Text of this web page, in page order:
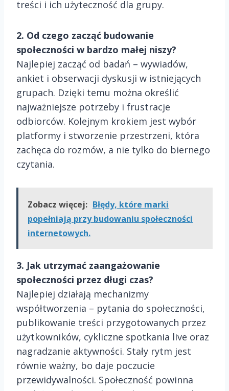
treści i ich użyteczność dla grupy.
2. Od czego zacząć budowanie
społeczności w bardzo małej niszy?
Najlepiej zacząć od badań – wywiadów,
ankiet i obserwacji dyskusji w istniejących
grupach. Dzięki temu można określić
najważniejsze potrzeby i frustracje
odbiorców. Kolejnym krokiem jest wybór
platformy i stworzenie przestrzeni, która
zachęca do rozmów, a nie tylko do biernego
czytania.
Zobacz więcej: Błędy, które marki
popełniają przy budowaniu społeczności
internetowych.
3. Jak utrzymać zaangażowanie
społeczności przez długi czas?
Najlepiej działają mechanizmy
współtworzenia – pytania do społeczności,
publikowanie treści przygotowanych przez
użytkowników, cykliczne spotkania live oraz
nagradzanie aktywności. Stały rytm jest
równie ważny, bo daje poczucie
przewidywalności. Społeczność powinna